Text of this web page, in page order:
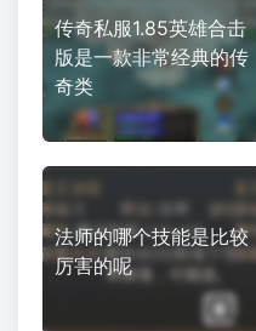
传奇私服1.85英雄合击
版是一款非常经典的传
奇类
法师的哪个技能是比较
厉害的呢